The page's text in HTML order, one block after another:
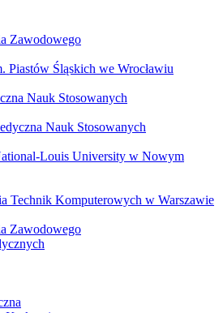
Zawodowego
Piastów Śląskich we Wrocławiu
Nauk Stosowanych
Nauk Stosowanych
Louis University w Nowym
Technik Komputerowych w Warszawie
Zawodowego